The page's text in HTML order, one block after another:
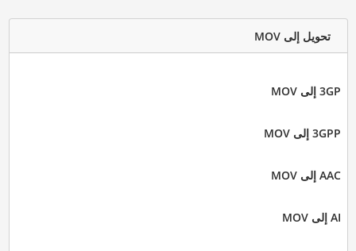
تحويل إلى MOV
3GP إلى MOV
3GPP إلى MOV
AAC إلى MOV
AI إلى MOV